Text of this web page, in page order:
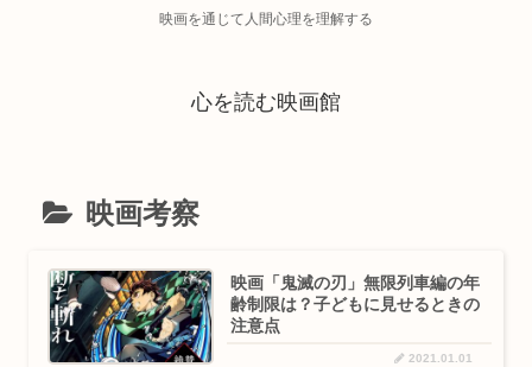
映画を通じて人間心理を理解する
心を読む映画館
映画考察
映画「鬼滅の刃」無限列車編の年
齢制限は？子どもに見せるときの
注意点
2021.01.01